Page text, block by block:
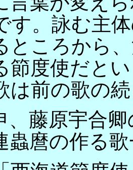
す。詠む主
ところから
節度使だと
は前の歌の
藤原宇合卿
蟲麿の作る